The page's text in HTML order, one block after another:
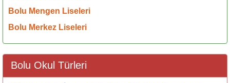
Bolu Mengen Liseleri
Bolu Merkez Liseleri
Bolu Okul Türleri